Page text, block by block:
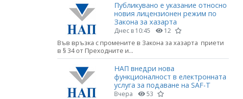
Публикувано е указание относно
новия лицензионен режим по
Закона за хазарта
Днес в 10:45 12
Във връзка с промените в Закона за хазарта приети
в § 34 от Преходните и...
НАП внедри нова
функционалност в електронната
услуга за подаване на SAF-T
Вчера 53